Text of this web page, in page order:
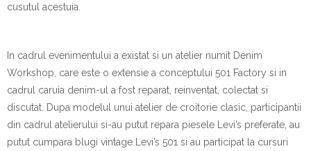
cusutul acestuia.
In cadrul evenimentului a existat si un atelier numit Denim
Workshop, care este o extensie a conceptului 501 Factory si in
cadrul caruia denim-ul a fost reparat, reinventat, colectat si
discutat. Dupa modelul unui atelier de croitorie clasic, participantii
din cadrul atelierului si-au putut repara piesele Levi’s preferate, au
putut cumpara blugi vintage Levi’s 501 si au participat la cursuri